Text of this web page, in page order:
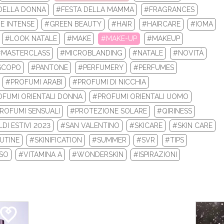
tua nuova routine di bellezza con i prodotti beauty Biotherm e
Re...
LEGGI DI PIÙ
2024: ECCO I TOP 10
DONNA #FESTA DELLA MAMMA
#FRAGRANCES
INTENSE #GREEN BEAUTY #HAIR #HAIRCARE
#IOMA
#LOOK NATALE #MAKE #MAKE-UP
#MAKEUP
#MICROBLANDING #NATALE
#NOVITÀ
#PANTONE #PERFUMERY
#PERFUMES
#PROFUMI ARABI
#PROFUMI DI NICCHIA
ORIENTALI DONNA
#PROFUMI ORIENTALI UOMO
SENSUALI #PROTEZIONE SOLARE
#QIRINESS
ESTIVI 2023 #SAN VALENTINO #SKICARE
#SKIN CARE
#SKINIFICATION #SUMMER #SVR
#TIPS
#VITAMINA A #WONDERSKIN
#ISPIRAZIONI